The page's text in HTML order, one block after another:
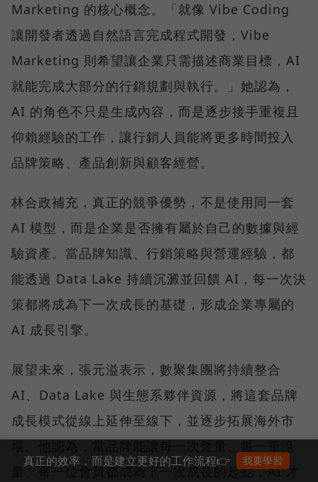
Marketing 的核心概念。「就像 Vibe Coding
讓開發者透過自然語言完成程式開發，Vibe
Marketing 則希望讓企業只需描述商業目標，AI
就能完成大部分的行銷規劃與執行。」她認為，
AI 的角色不只是生成內容，而是逐步接手重複且
仰賴經驗的工作，讓行銷人員能將更多時間投入
品牌策略、產品創新與顧客經營。
林合政補充，真正的競爭優勢，不是使用同一套
AI 模型，而是企業是否擁有屬於自己的數據與經
驗資產。當品牌知識、行銷策略與營運經驗，都
能透過 Data Lake 持續沉澱並回饋 AI，每一次決
策都將成為下一次成長的基礎，形成企業專屬的
AI 成長引擎。
展望未來，張元溢表示，數聚集團將持續整合
AI、Data Lake 與生態系夥伴資源，將這套品牌
成長模式從線上延伸至線下，並逐步拓展海外市
量、每一位會員都成為下一次成長的起點，AI 才
真正的效率，而是建立更好的工作流程👉 我要學習